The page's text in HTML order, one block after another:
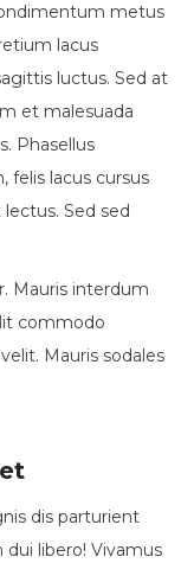
metus
lacus
luctus. Sed at
et malesuada
Phasellus
felis lacus cursus
Sed sed
Mauris interdum
commodo
Mauris sodales
dis parturient
libero! Vivamus